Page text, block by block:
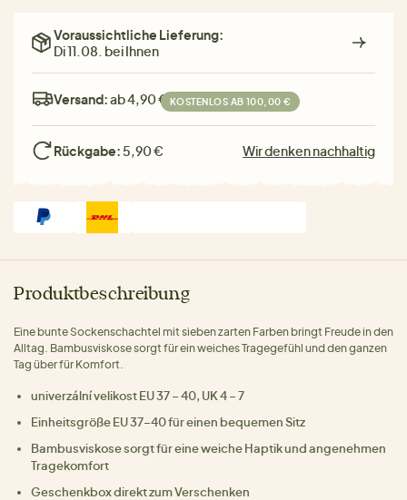
Voraussichtliche Lieferung:
Di 11.08. bei Ihnen
Versand:ab 4,90 € KOSTENLOS AB 100,00 €
Rückgabe: 5,90 € Wir denken nachhaltig
Produktbeschreibung
Eine bunte Sockenschachtel mit sieben zarten Farben bringt Freude in den
Alltag. Bambusviskose sorgt für ein weiches Tragegefühl und den ganzen
Tag über für Komfort.
univerzální velikost EU 37 – 40, UK 4 – 7
Einheitsgröße EU 37–40 für einen bequemen Sitz
Bambusviskose sorgt für eine weiche Haptik und angenehmen
Tragekomfort
Geschenkbox direkt zum Verschenken